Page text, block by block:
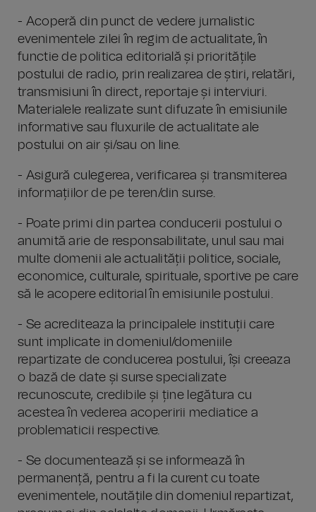
- Acoperă din punct de vedere jurnalistic
evenimentele zilei în regim de actualitate, în
functie de politica editorială și prioritățile
postului de radio, prin realizarea de știri, relatări,
transmisiuni în direct, reportaje și interviuri.
Materialele realizate sunt difuzate în emisiunile
informative sau fluxurile de actualitate ale
postului on air și/sau on line.
- Asigură culegerea, verificarea și transmiterea
informațiilor de pe teren/din surse.
- Poate primi din partea conducerii postului o
anumită arie de responsabilitate, unul sau mai
multe domenii ale actualității politice, sociale,
economice, culturale, spirituale, sportive pe care
să le acopere editorial în emisiunile postului.
- Se acrediteaza la principalele instituții care
sunt implicate in domeniul/domeniile
repartizate de conducerea postului, își creeaza
o bază de date și surse specializate
recunoscute, credibile și ține legătura cu
acestea în vederea acoperirii mediatice a
problematicii respective.
- Se documentează și se informează în
permanență, pentru a fi la curent cu toate
evenimentele, noutățile din domeniul repartizat,